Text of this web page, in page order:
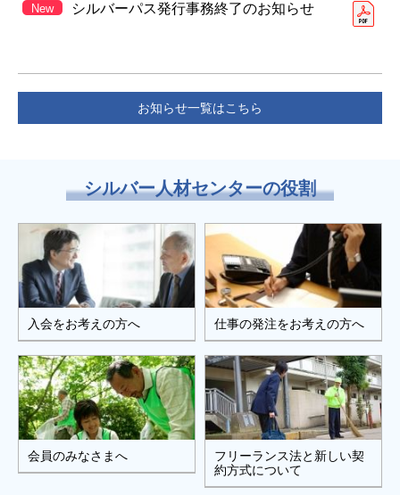
New シルバーパス発行事務終了のお知らせ
お知らせ一覧はこちら
シルバー人材センターの役割
入会をお考えの方へ 仕事の発注をお考えの方へ
会員のみなさまへ
フリーランス法と新しい契
約方式について